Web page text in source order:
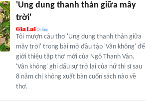
'Ung dung thanh thản giữa mây
trời'
Tôi mượn câu thơ 'Ung dung thanh thản giữa
mây trời' trong bài mở đầu tập 'Vân không' để
giới thiệu tập thơ mới của Ngô Thanh Vân.
'Vân không' ghi dấu sự trở lại của nữ thi sĩ sau
8 năm chị không xuất bản cuốn sách nào về
thơ.